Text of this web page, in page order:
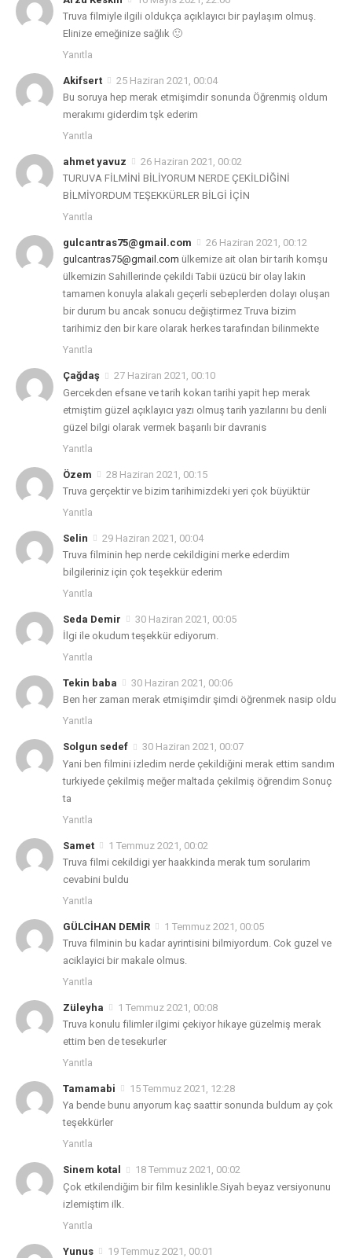
Truva filmiyle ilgili oldukça açıklayıcı bir paylaşım olmuş.
Elinize emeğinize sağlık 🙂
Yanıtla
Akifsert
25 Haziran 2021, 00:04
Bu soruya hep merak etmişimdir sonunda Öğrenmiş oldum
merakımı giderdim tşk ederim
Yanıtla
ahmet yavuz
26 Haziran 2021, 00:02
TURUVA FİLMİNİ BİLİYORUM NERDE ÇEKİLDİĞİNİ
BİLMİYORDUM TEŞEKKÜRLER BİLGİ İÇİN
Yanıtla
gulcantras75@gmail.com
26 Haziran 2021, 00:12
gulcantras75@gmail.com ülkemize ait olan bir tarih komşu
ülkemizin Sahillerinde çekildi Tabii üzücü bir olay lakin
tamamen konuyla alakalı geçerli sebeplerden dolayı oluşan
bir durum bu ancak sonucu değiştirmez Truva bizim
tarihimiz den bir kare olarak herkes tarafından bilinmekte
Yanıtla
Çağdaş
27 Haziran 2021, 00:10
Gercekden efsane ve tarih kokan tarihi yapit hep merak
etmiştim güzel açıklayıcı yazı olmuş tarih yazılarını bu denli
güzel bilgi olarak vermek başarılı bir davranis
Yanıtla
Özem
28 Haziran 2021, 00:15
Truva gerçektir ve bizim tarihimizdeki yeri çok büyüktür
Yanıtla
Selin
29 Haziran 2021, 00:04
Truva filminin hep nerde cekildigini merke ederdim
bilgileriniz için çok teşekkür ederim
Yanıtla
Seda Demir
30 Haziran 2021, 00:05
İlgi ile okudum teşekkür ediyorum.
Yanıtla
Tekin baba
30 Haziran 2021, 00:06
Ben her zaman merak etmişimdir şimdi öğrenmek nasip oldu
Yanıtla
Solgun sedef
30 Haziran 2021, 00:07
Yani ben filmini izledim nerde çekildiğini merak ettim sandım
turkiyede çekilmiş meğer maltada çekilmiş öğrendim Sonuç
ta
Yanıtla
Samet
1 Temmuz 2021, 00:02
Truva filmi cekildigi yer haakkinda merak tum sorularim
cevabini buldu
Yanıtla
GÜLCİHAN DEMİR
1 Temmuz 2021, 00:05
Truva filminin bu kadar ayrintisini bilmiyordum. Cok guzel ve
aciklayici bir makale olmus.
Yanıtla
Züleyha
1 Temmuz 2021, 00:08
Truva konulu filimler ilgimi çekiyor hikaye güzelmiş merak
ettim ben de tesekurler
Yanıtla
Tamamabi
15 Temmuz 2021, 12:28
Ya bende bunu arıyorum kaç saattir sonunda buldum ay çok
teşekkürler
Yanıtla
Sinem kotal
18 Temmuz 2021, 00:02
Çok etkilendiğim bir film kesinlikle.Siyah beyaz versiyonunu
izlemiştim ilk.
Yanıtla
Yunus
19 Temmuz 2021, 00:01